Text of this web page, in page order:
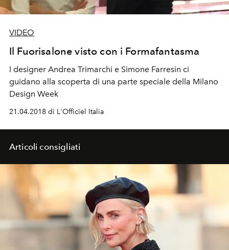
VIDEO
Il Fuorisalone visto con i Formafantasma
I designer Andrea Trimarchi e Simone Farresin ci
guidano alla scoperta di una parte speciale della Milano
Design Week
21.04.2018 di L'Officiel Italia
Articoli consigliati